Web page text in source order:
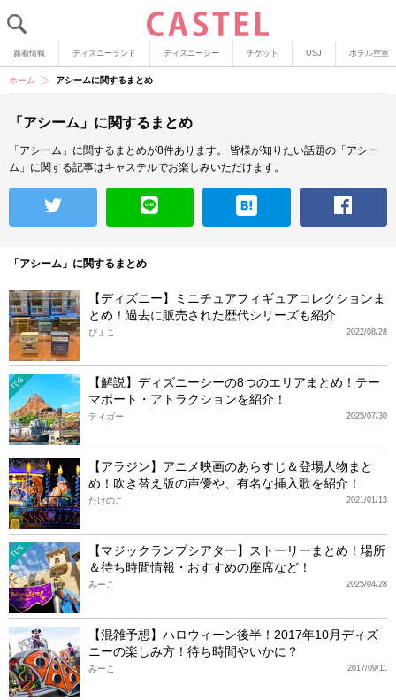
新着情報 ディズニーランド ディズニーシー チケット USJ ホテル空室
ホーム アシームに関するまとめ
「アシーム」に関するまとめ
「アシーム」に関するまとめが8件あります。
皆様が知りたい話題の「アシー
ム」に関する記事はキャステルでお楽しみいただけます。
「アシーム」に関するまとめ
【ディズニー】ミニチュアフィギュアコレクションま
とめ！過去に販売された歴代シリーズも紹介
2022/08/28
ぴょこ
TDS
【解説】ディズニーシーの8つのエリアまとめ！テー
マポート・アトラクションを紹介！
2025/07/30
ティガー
【アラジン】アニメ映画のあらすじ＆登場人物まと
め！吹き替え版の声優や、有名な挿入歌を紹介！
2021/01/13
たけのこ
TDS
【マジックランプシアター】ストーリーまとめ！場所
＆待ち時間情報・おすすめの座席など！
2025/04/28
みーこ
【混雑予想】ハロウィーン後半！2017年10月ディズ
ニーの楽しみ方！待ち時間やいかに？
2017/09/11
みーこ